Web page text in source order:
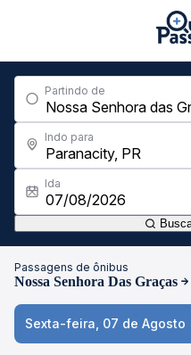
Partindo de
Indo para
Ida
Passagens de ônibus
Nossa Senhora Das Graças
Sexta-feira, 07 de Agosto